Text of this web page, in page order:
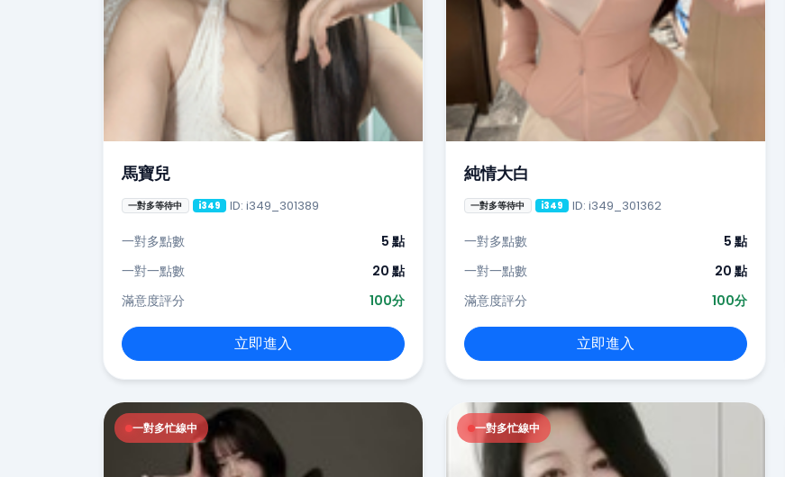
馬寶兒
一對多等待中 i349 ID: i349_301389
一對多點數
5 點
一對一點數
20 點
滿意度評分
100分
立即進入
純情大白
一對多等待中 i349 ID: i349_301362
一對多點數
5 點
一對一點數
20 點
滿意度評分
100分
立即進入
一對多忙線中 一對多忙線中